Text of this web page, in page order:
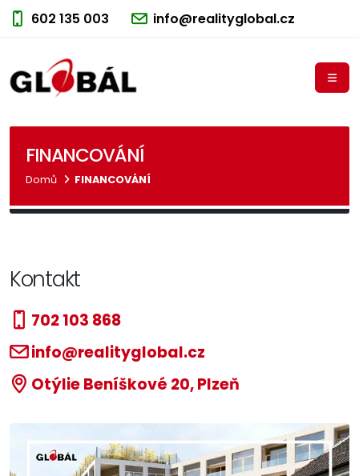
602 135 003 info@realityglobal.cz
FINANCOVÁNÍ
Domů FINANCOVÁNÍ
Kontakt
702 103 868
info@realityglobal.cz
Otýlie Beníškové 20, Plzeň